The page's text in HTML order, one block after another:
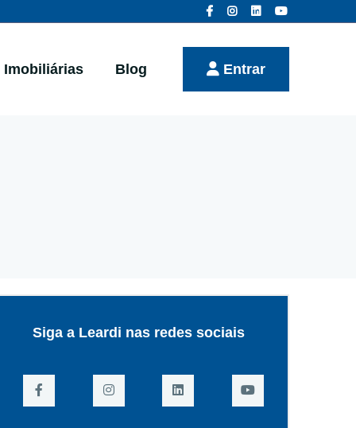
Imobiliárias Blog Entrar
Siga a Leardi nas redes sociais